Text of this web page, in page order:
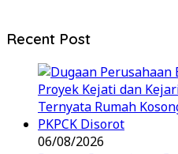
Recent Post
06/08/2026